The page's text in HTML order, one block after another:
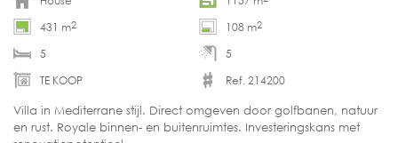
431 m2 108 m2
5
5
TE KOOP
Ref. 214200
Villa in Mediterrane stijl. Direct omgeven door golfbanen, natuur
en rust. Royale binnen- en buitenruimtes. Investeringskans met